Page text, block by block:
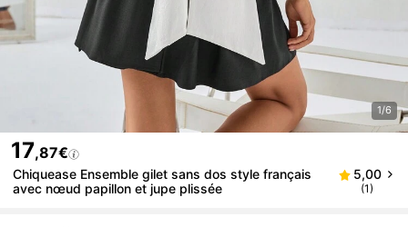
1/6
17,87€
Chiquease Ensemble gilet sans dos style français
avec nœud papillon et jupe plissée
5,00
(1)